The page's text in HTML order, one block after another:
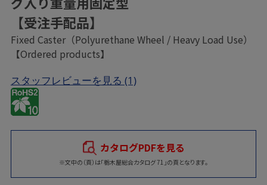
【受注手配品】
Fixed Caster（Polyurethane Wheel / Heavy Load Use）
【Ordered products】
スタッフレビューを見る (1)
カタログPDFを見る
※文中の（頁）は「栃木屋総合カタログ 71」の頁となります。